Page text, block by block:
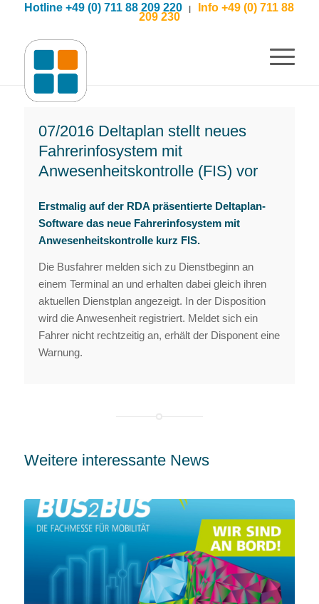
Hotline +49 (0) 711 88 209 220 | Info +49 (0) 711 88
209 230
07/2016 Deltaplan stellt neues
Fahrerinfosystem mit
Anwesenheitskontrolle (FIS) vor
Erstmalig auf der RDA präsentierte Deltaplan-
Software das neue Fahrerinfosystem mit
Anwesenheitskontrolle kurz FIS.
Die Busfahrer melden sich zu Dienstbeginn an
einem Terminal an und erhalten dabei gleich ihren
aktuellen Dienstplan angezeigt. In der Disposition
wird die Anwesenheit registriert. Meldet sich ein
Fahrer nicht rechtzeitig an, erhält der Disponent eine
Warnung.
Weitere interessante News